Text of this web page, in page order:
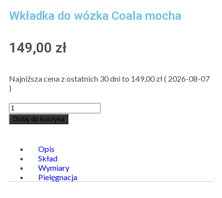
Wkładka do wózka Coala mocha
149,00 zł
Najniższa cena z ostatnich 30 dni to 149,00 zł( 2026-08-07
)
Dodaj do koszyka
Opis
Skład
Wymiary
Pielęgnacja